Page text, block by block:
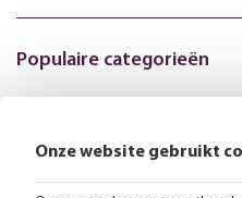
Populaire categorieën
Volg ons online:
Onze website gebruikt